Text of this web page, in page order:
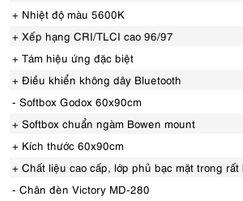
+ Nhiệt độ màu 5600K
+ Xếp hạng CRI/TLCI cao 96/97
+ Tám hiệu ứng đặc biệt
+ Điều khiển không dây Bluetooth
- Softbox Godox 60x90cm
+ Softbox chuẩn ngàm Bowen mount
+ Kích thước 60x90cm
+ Chất liệu cao cấp, lớp phủ bạc mặt trong rất
- Chân đèn Victory MD-280